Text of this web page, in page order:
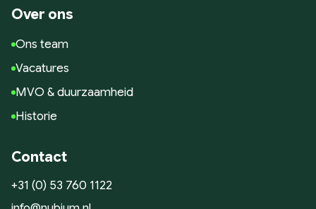
Over ons
Ons team
Vacatures
MVO & duurzaamheid
Historie
Contact
+31 (0) 53 760 1122